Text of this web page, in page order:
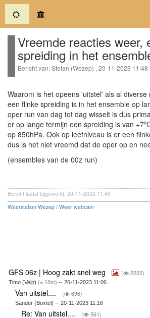
(current)
Vreemde reacties weer,
spreiding in het
Bericht van: Stefan (Wezep) , 20-11-2023 11:48
Waarom is het opeens 'uitstel' als al
een flinke spreiding is in het ensemble op
oper run van dag tot dag wisselt is dus
er op lange termijn een spreiding is van
op 850hPa. Ook op leefniveau is er een
dus is het niet vreemd dat de oper op en
(ensembles van de 00z run)
Bericht laatst bijgewerkt: 20-11-2023 11:49
Weerstation Wezep / Weer webcam
GFS 06z | Hoog zakt snel weg ( 2222)
Timo (Velp) ( 18m) -- 20-11-2023 11:06
Van uitstel.... ( 696)
Sander (Boxtel) -- 20-11-2023 11:16
Re: Van uitstel.... ( 561)